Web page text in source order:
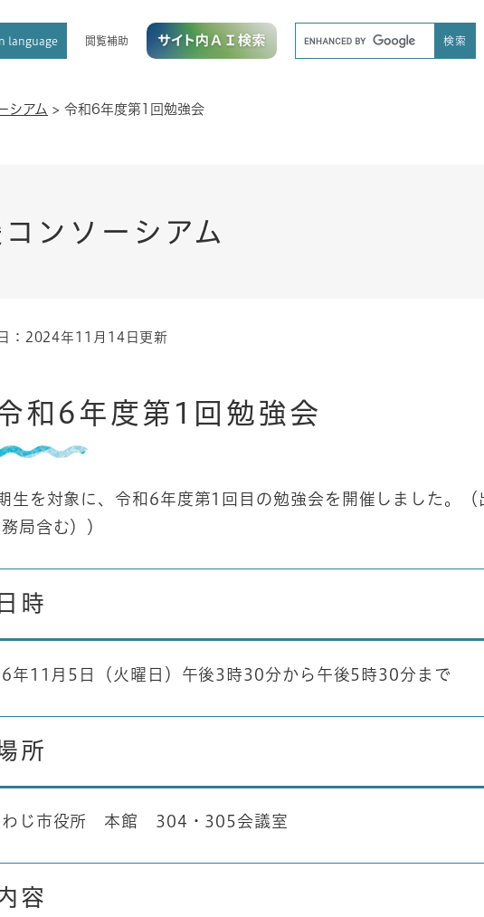
language 閲覧補助
シアム > 令和6年度第1回勉強会
ンソーシアム
：2024年11月14日更新
和6年度第1回勉強会
を対象に、令和6年度第1回目の勉強会を開催しました。（
局含む））
日時
6年11月5日（火曜日）午後3時30分から午後5時30分まで
所
わじ市役所 本館 304・305会議室
容